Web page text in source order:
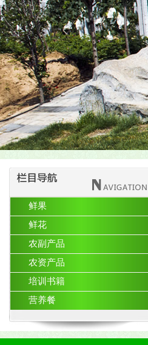
鲜果
鲜花
农副产品
农资产品
培训书籍
营养餐